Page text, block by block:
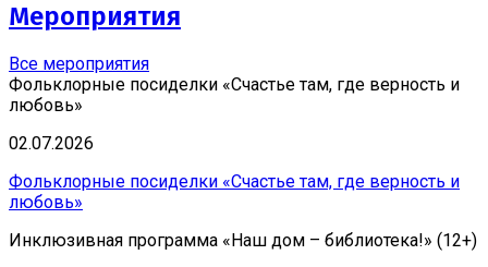
Мероприятия
Все мероприятия
Фольклорные посиделки «Счастье там, где верность и
любовь»
02.07.2026
Фольклорные посиделки «Счастье там, где верность и
любовь»
Инклюзивная программа «Наш дом – библиотека!» (12+)